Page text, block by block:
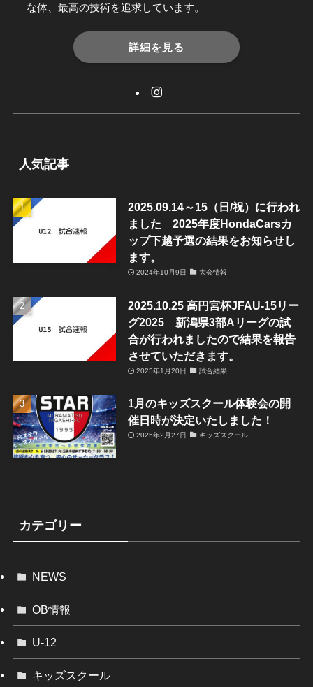
な体、最高の技術を追求しています。
詳細を見る
人気記事
2025.09.14～15（日/祝）に行われ
ました 2025年度HondaCarsカ
ップ下越予選の結果をお知らせし
ます。
2024年10月9日 大会情報
2025.10.25 高円宮杯JFAU-15リー
グ2025 新潟県3部Aリーグの試
合が行われましたので結果を報告
させていただきます。
2025年1月20日 試合結果
1月のキッズスクール体験会の開
催日時が決定いたしました！
2025年2月27日 キッズスクール
カテゴリー
NEWS
OB情報
U-12
キッズスクール